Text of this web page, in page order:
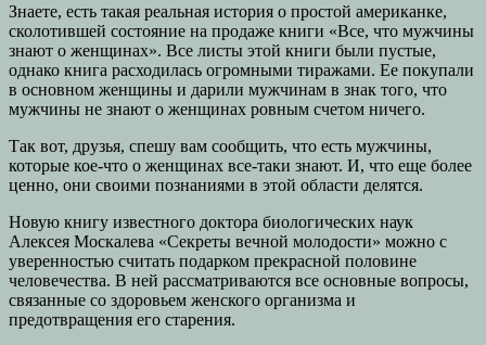
Знаете, есть такая реальная история о простой американке,
сколотившей состояние на продаже книги «Все, что мужчины
знают о женщинах». Все листы этой книги были пустые,
однако книга расходилась огромными тиражами. Ее покупали
в основном женщины и дарили мужчинам в знак того, что
мужчины не знают о женщинах ровным счетом ничего.
Так вот, друзья, спешу вам сообщить, что есть мужчины,
которые кое-что о женщинах все-таки знают. И, что еще более
ценно, они своими познаниями в этой области делятся.
Новую книгу известного доктора биологических наук
Алексея Москалева «Секреты вечной молодости» можно с
уверенностью считать подарком прекрасной половине
человечества. В ней рассматриваются все основные вопросы,
связанные со здоровьем женского организма и
предотвращения его старения.